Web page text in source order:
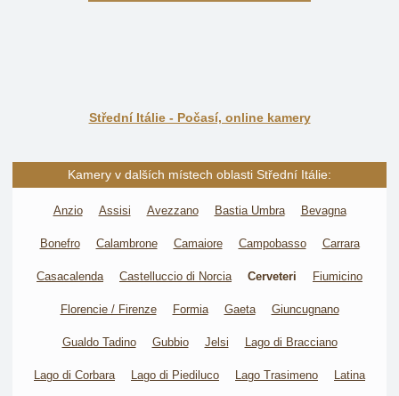
Střední Itálie - Počasí, online kamery
Kamery v dalších místech oblasti Střední Itálie:
Anzio Assisi Avezzano Bastia Umbra Bevagna
Bonefro Calambrone Camaiore Campobasso Carrara
Casacalenda Castelluccio di Norcia Cerveteri Fiumicino
Florencie / Firenze Formia Gaeta Giuncugnano
Gualdo Tadino Gubbio Jelsi Lago di Bracciano
Lago di Corbara Lago di Piediluco Lago Trasimeno Latina